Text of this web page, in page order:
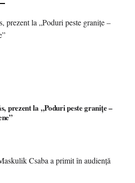
prezent la „Poduri peste granițe –